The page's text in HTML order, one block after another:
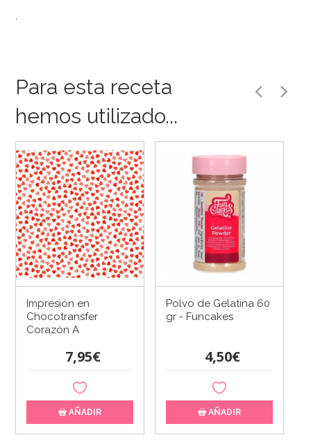
.
Para esta receta
hemos utilizado...
Impresión en
Chocotransfer
Corazón A
7,95€
AÑADIR
Polvo de Gelatina 60
gr - Funcakes
4,50€
AÑADIR